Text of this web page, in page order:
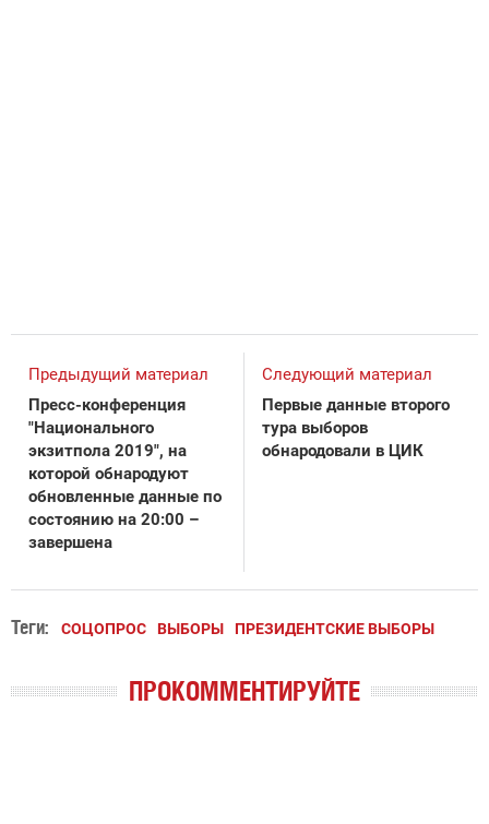
Предыдущий материал
Пресс-конференция
"Национального
экзитпола 2019", на
которой обнародуют
обновленные данные по
состоянию на 20:00 –
завершена
Следующий материал
Первые данные второго
тура выборов
обнародовали в ЦИК
Теги: СОЦОПРОС ВЫБОРЫ ПРЕЗИДЕНТСКИЕ ВЫБОРЫ
ПРОКОММЕНТИРУЙТЕ